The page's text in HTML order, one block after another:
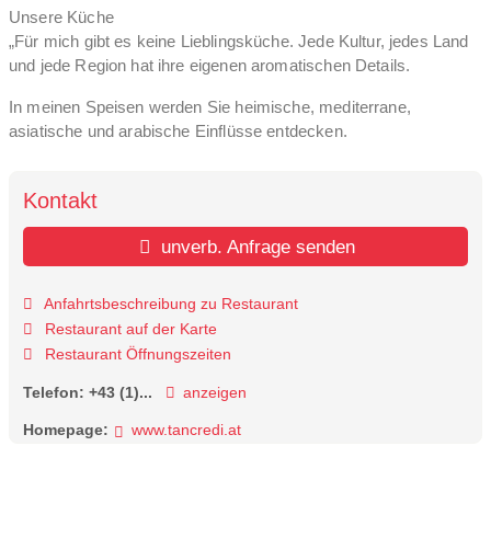
Unsere Küche
„Für mich gibt es keine Lieblingsküche. Jede Kultur, jedes Land
und jede Region hat ihre eigenen aromatischen Details.
In meinen Speisen werden Sie heimische, mediterrane,
asiatische und arabische Einflüsse entdecken.
Kontakt
unverb. Anfrage senden
Anfahrtsbeschreibung zu Restaurant
Restaurant auf der Karte
Restaurant Öffnungszeiten
Telefon: +43 (1)... anzeigen
Homepage: www.tancredi.at